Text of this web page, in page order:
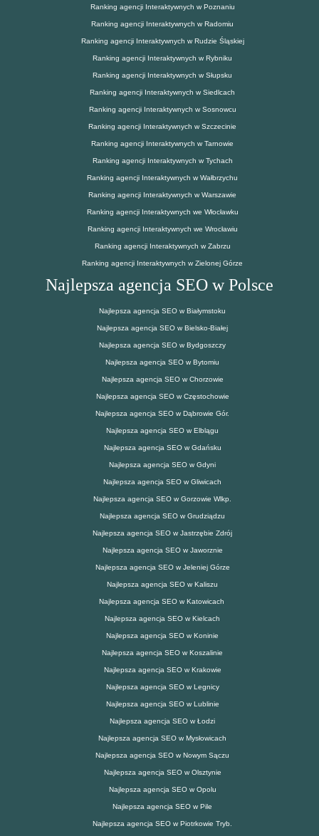
Ranking agencji Interaktywnych w Poznaniu
Ranking agencji Interaktywnych w Radomiu
Ranking agencji Interaktywnych w Rudzie Śląskiej
Ranking agencji Interaktywnych w Rybniku
Ranking agencji Interaktywnych w Słupsku
Ranking agencji Interaktywnych w Siedlcach
Ranking agencji Interaktywnych w Sosnowcu
Ranking agencji Interaktywnych w Szczecinie
Ranking agencji Interaktywnych w Tarnowie
Ranking agencji Interaktywnych w Tychach
Ranking agencji Interaktywnych w Wałbrzychu
Ranking agencji Interaktywnych w Warszawie
Ranking agencji Interaktywnych we Włocławku
Ranking agencji Interaktywnych we Wrocławiu
Ranking agencji Interaktywnych w Zabrzu
Ranking agencji Interaktywnych w Zielonej Górze
Najlepsza agencja SEO w Polsce
Najlepsza agencja SEO w Białymstoku
Najlepsza agencja SEO w Bielsko-Białej
Najlepsza agencja SEO w Bydgoszczy
Najlepsza agencja SEO w Bytomiu
Najlepsza agencja SEO w Chorzowie
Najlepsza agencja SEO w Częstochowie
Najlepsza agencja SEO w Dąbrowie Gór.
Najlepsza agencja SEO w Elblągu
Najlepsza agencja SEO w Gdańsku
Najlepsza agencja SEO w Gdyni
Najlepsza agencja SEO w Gliwicach
Najlepsza agencja SEO w Gorzowie Wlkp.
Najlepsza agencja SEO w Grudziądzu
Najlepsza agencja SEO w Jastrzębie Zdrój
Najlepsza agencja SEO w Jaworznie
Najlepsza agencja SEO w Jeleniej Górze
Najlepsza agencja SEO w Kaliszu
Najlepsza agencja SEO w Katowicach
Najlepsza agencja SEO w Kielcach
Najlepsza agencja SEO w Koninie
Najlepsza agencja SEO w Koszalinie
Najlepsza agencja SEO w Krakowie
Najlepsza agencja SEO w Legnicy
Najlepsza agencja SEO w Lublinie
Najlepsza agencja SEO w Łodzi
Najlepsza agencja SEO w Mysłowicach
Najlepsza agencja SEO w Nowym Sączu
Najlepsza agencja SEO w Olsztynie
Najlepsza agencja SEO w Opolu
Najlepsza agencja SEO w Pile
Najlepsza agencja SEO w Piotrkowie Tryb.